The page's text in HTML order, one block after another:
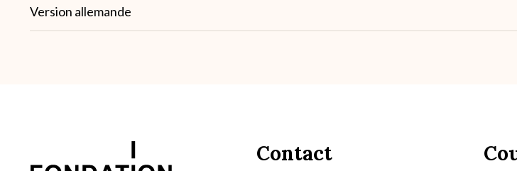
Note
Version allemande
Contact